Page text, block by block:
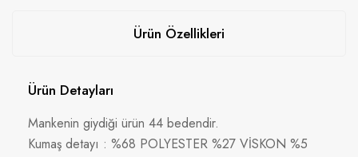
Ürün Özellikleri
Ürün Detayları
Mankenin giydiği ürün 44 bedendir.
Kumaş detayı : %68 POLYESTER %27 VİSKON %5